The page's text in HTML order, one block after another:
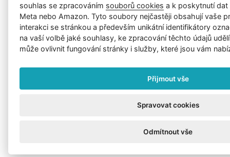
souhlas se zpracováním souborů cookies a k poskytnutí
Meta nebo Amazon. Tyto soubory nejčastěji obsahují vaše
interakci se stránkou a především unikátní identifikátory
na vaší volbě jaké souhlasy, ke zpracování těchto údajů
může ovlivnit fungování stránky i služby, které jsou vám
Přijmout vše
Spravovat cookies
Odmítnout vše